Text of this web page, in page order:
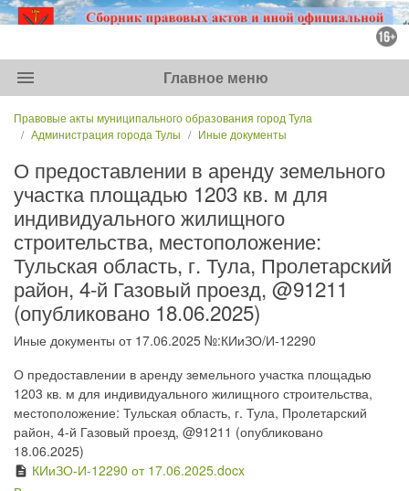
menu Главное меню
Правовые акты муниципального образования город Тула
Администрация города Тулы
Иные документы
О предоставлении в аренду земельного
участка площадью 1203 кв. м для
индивидуального жилищного
строительства, местоположение:
Тульская область, г. Тула, Пролетарский
район, 4-й Газовый проезд, @91211
(опубликовано 18.06.2025)
Иные документы от 17.06.2025 №:КИиЗО/И-12290
О предоставлении в аренду земельного участка площадью
1203 кв. м для индивидуального жилищного строительства,
местоположение: Тульская область, г. Тула, Пролетарский
район, 4-й Газовый проезд, @91211 (опубликовано
18.06.2025)
description КИиЗО-И-12290 от 17.06.2025.docx